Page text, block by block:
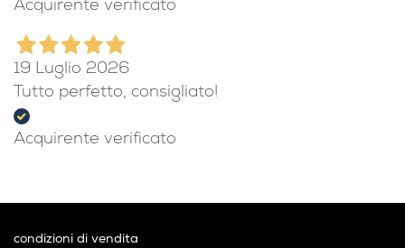
Acquirente verificato
19 Luglio 2026
Tutto perfetto, consigliato!
Acquirente verificato
condizioni di vendita